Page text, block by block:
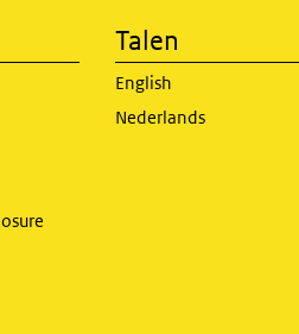
Talen
English
Nederlands